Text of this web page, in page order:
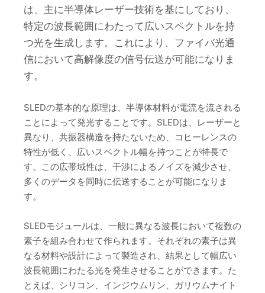
は、主に半導体レーザー技術を基にしており、
特定の波長範囲にわたって広いスペクトルを持
つ光を生成します。これにより、ファイバ光通
信において高解像度の信号伝送が可能になりま
す。
SLEDの基本的な原理は、半導体材料が電流を流される
ことによって発光することです。SLEDは、レーザーと
異なり、共振器構造を持たないため、コヒーレンスの
特性が低く、広いスペクトル幅を持つことが特長で
す。この広帯域性は、干渉によるノイズを減少させ、
多くのデータを同時に伝送することが可能になりま
す。
SLEDモジュールは、一般に異なる波長において複数の
素子を組み合わせて作られます。それぞれの素子は異
なる材料や設計によって製造され、結果として幅広い
波長範囲にわたる光を発生させることができます。た
とえば、シリコン、インジウムリン、ガリウムナイト